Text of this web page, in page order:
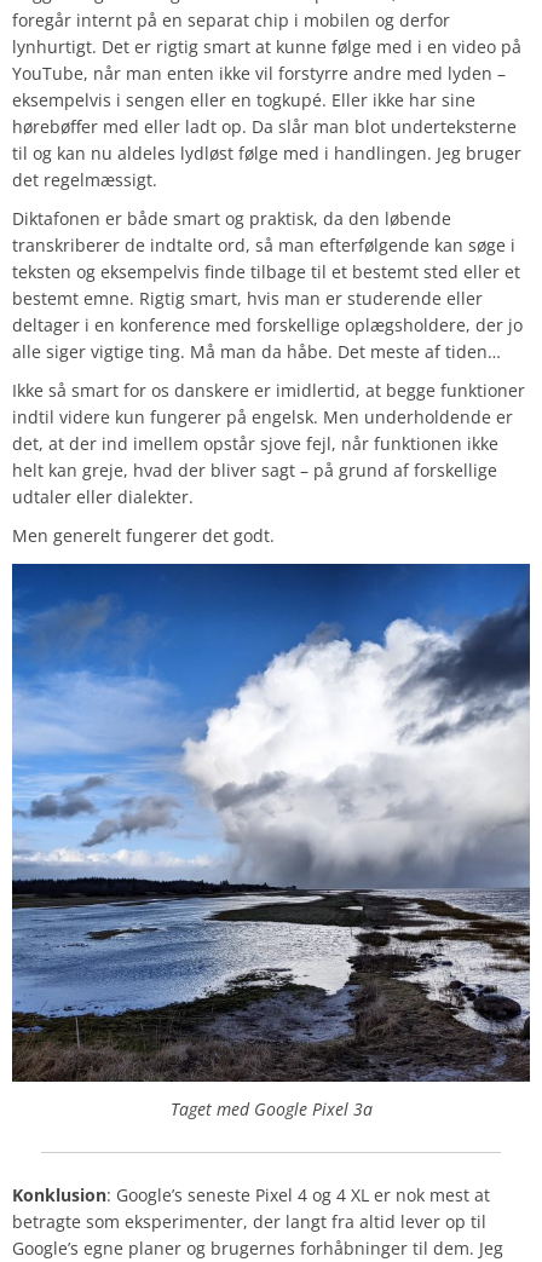
foregår internt på en separat chip i mobilen og derfor
lynhurtigt. Det er rigtig smart at kunne følge med i en video på
YouTube, når man enten ikke vil forstyrre andre med lyden –
eksempelvis i sengen eller en togkupé. Eller ikke har sine
hørebøffer med eller ladt op. Da slår man blot underteksterne
til og kan nu aldeles lydløst følge med i handlingen. Jeg bruger
det regelmæssigt.
Diktafonen er både smart og praktisk, da den løbende
transkriberer de indtalte ord, så man efterfølgende kan søge i
teksten og eksempelvis finde tilbage til et bestemt sted eller et
bestemt emne. Rigtig smart, hvis man er studerende eller
deltager i en konference med forskellige oplægsholdere, der jo
alle siger vigtige ting. Må man da håbe. Det meste af tiden…
Ikke så smart for os danskere er imidlertid, at begge funktioner
indtil videre kun fungerer på engelsk. Men underholdende er
det, at der ind imellem opstår sjove fejl, når funktionen ikke
helt kan greje, hvad der bliver sagt – på grund af forskellige
udtaler eller dialekter.
Men generelt fungerer det godt.
Taget med Google Pixel 3a
Konklusion: Google’s seneste Pixel 4 og 4 XL er nok mest at
betragte som eksperimenter, der langt fra altid lever op til
Google’s egne planer og brugernes forhåbninger til dem. Jeg